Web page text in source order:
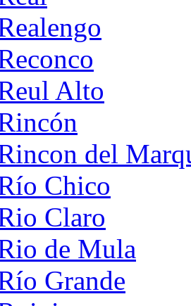
Alto
del
Chico
Claro
de Mula
Grande